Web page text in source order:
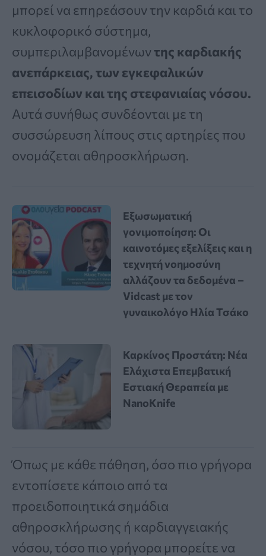
μπορεί να επηρεάσουν την καρδιά και το
κυκλοφορικό σύστημα,
συμπεριλαμβανομένωντης καρδιακής
ανεπάρκειας, των εγκεφαλικών
επεισοδίων και της στεφανιαίας νόσου.
Αυτά συνήθως συνδέονται με τη
συσσώρευση λίπους στις αρτηρίες που
ονομάζεται αθηροσκλήρωση.
Εξωσωματική
γονιμοποίηση: Οι
καινοτόμες εξελίξεις και η
τεχνητή νοημοσύνη
αλλάζουν τα δεδομένα –
Vidcast με τον
γυναικολόγο Ηλία Τσάκο
Καρκίνος Προστάτη: Νέα
Ελάχιστα Επεμβατική
Εστιακή Θεραπεία με
NanoKnife
Όπως με κάθε πάθηση, όσο πιο γρήγορα
εντοπίσετε κάποιο από τα
προειδοποιητικά σημάδια
αθηροσκλήρωσης ή καρδιαγγειακής
νόσου, τόσο πιο γρήγορα μπορείτε να